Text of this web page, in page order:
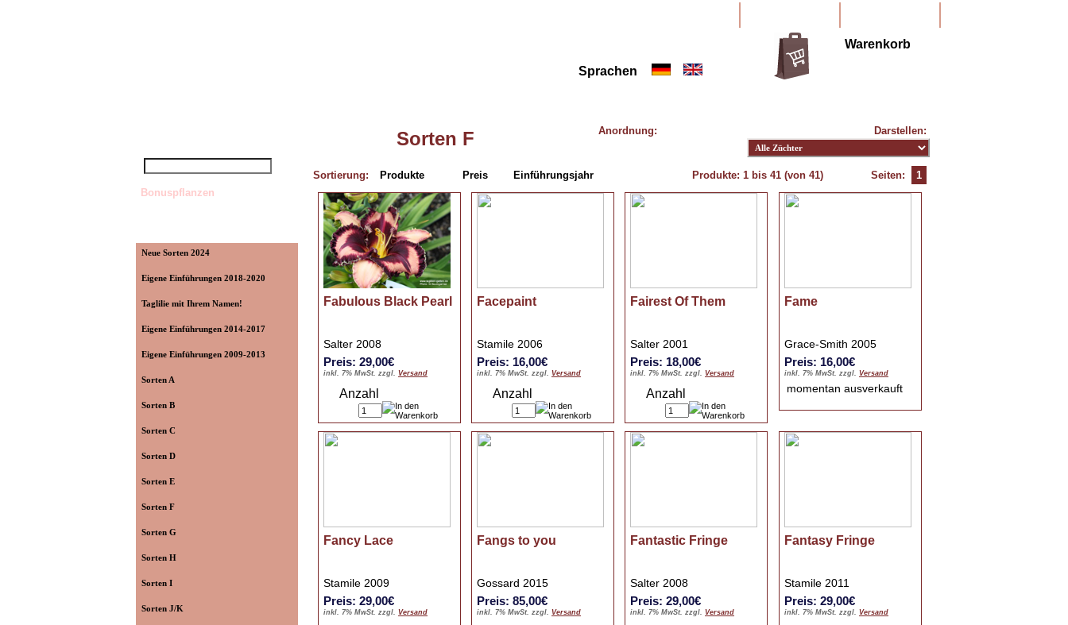
Sprachen
Warenkorb
Bonuspflanzen
Neue Sorten 2024
Eigene Einführungen 2018-2020
Taglilie mit Ihrem Namen!
Eigene Einführungen 2014-2017
Eigene Einführungen 2009-2013
Sorten A
Sorten B
Sorten C
Sorten D
Sorten E
Sorten F
Sorten G
Sorten H
Sorten I
Sorten J/K
Sorten F Anordnung: Darstellen:
Sortierung: Produkte Preis Einführungsjahr Seiten: 1
Produkte: 1 bis 41 (von 41)
Fabulous Black Pearl
Salter 2008
Preis: 29,00€
inkl. 7% MwSt. zzgl. Versand
Anzahl
Facepaint
Stamile 2006
Preis: 16,00€
inkl. 7% MwSt. zzgl. Versand
Anzahl
Fairest Of Them
Salter 2001
Preis: 18,00€
inkl. 7% MwSt. zzgl. Versand
Anzahl
Fame
Grace-Smith 2005
Preis: 16,00€
inkl. 7% MwSt. zzgl. Versand
momentan ausverkauft
Fancy Lace
Stamile 2009
Preis: 29,00€
inkl. 7% MwSt. zzgl. Versand
Fangs to you
Gossard 2015
Preis: 85,00€
inkl. 7% MwSt. zzgl. Versand
Fantastic Fringe
Salter 2008
Preis: 29,00€
inkl. 7% MwSt. zzgl. Versand
Fantasy Fringe
Stamile 2011
Preis: 29,00€
inkl. 7% MwSt. zzgl. Versand